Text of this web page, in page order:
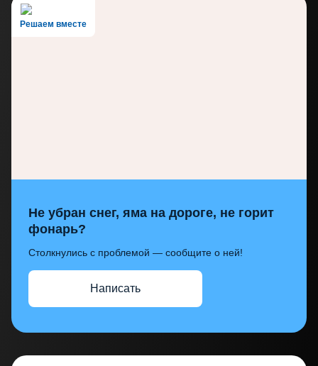
Решаем вместе
Не убран снег, яма на дороге, не горит
фонарь?
Столкнулись с проблемой — сообщите о ней!
Написать